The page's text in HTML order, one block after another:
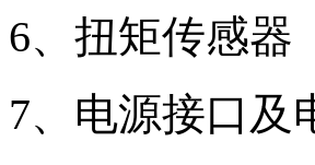
6、扭矩传感器
7、电源接口及